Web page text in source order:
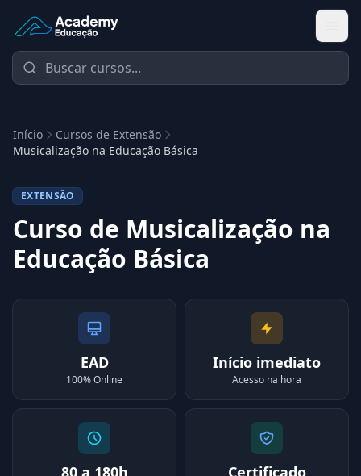
Academy Extensão
Início
Cursos de Extensão
Musicalização na Educação Básica
EXTENSÃO
Curso de Musicalização na
Educação Básica
EAD
100% Online
Início imediato
Acesso na hora
80 a 180h Certificado